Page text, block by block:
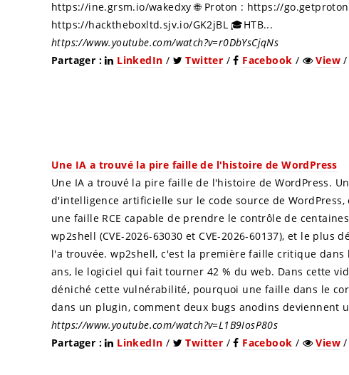
https://ine.grsm.io/wakedxy 🌐 Proton : https://
https://hacktheboxltd.sjv.io/GK2jBL 🎓HTB...
https://www.youtube.com/watch?v=r0DbYsCjqNs
Partager :
LinkedIn / Twitter / Facebook / View
Une IA a trouvé la pire faille de l'histoire de WordPress
Une IA a trouvé la pire faille de l'histoire de WordPress.
d'intelligence artificielle sur le code source de
une faille RCE capable de prendre le contrôle de
wp2shell (CVE-2026-63030 et CVE-2026-60137), et le plus
l'a trouvée. wp2shell, c'est la première faille critique dans
ans, le logiciel qui fait tourner 42 % du web. Dans cette
déniché cette vulnérabilité, pourquoi une faille dans le
dans un plugin, comment deux bugs anodins deviennent
https://www.youtube.com/watch?v=L1B9IosP80s
Partager :
LinkedIn / Twitter / Facebook / View